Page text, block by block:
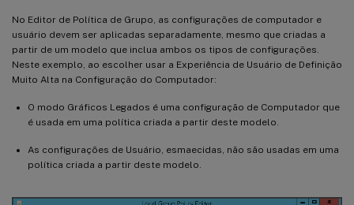
No Editor de Política de Grupo, as configurações de computador e
usuário devem ser aplicadas separadamente, mesmo que criadas a
partir de um modelo que inclua ambos os tipos de configurações.
Neste exemplo, ao escolher usar a Experiência de Usuário de Definição
Muito Alta na Configuração do Computador:
O modo Gráficos Legados é uma configuração de Computador que
é usada em uma política criada a partir deste modelo.
As configurações de Usuário, esmaecidas, não são usadas em uma
política criada a partir deste modelo.